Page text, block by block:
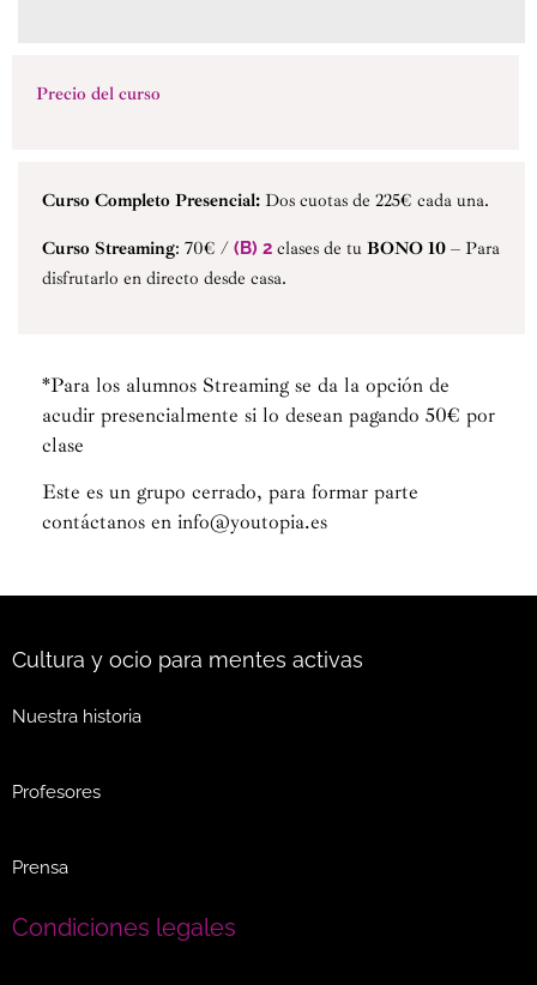
Precio del curso
Curso Completo Presencial: Dos cuotas de 225€ cada una.
Curso Streaming: 70€ / (B) 2 clases de tu BONO 10 – Para
disfrutarlo en directo desde casa.
*Para los alumnos Streaming se da la opción de
acudir presencialmente si lo desean pagando 50€ por
clase
Este es un grupo cerrado, para formar parte
contáctanos en info@youtopia.es
Cultura y ocio para mentes activas
Nuestra historia
Profesores
Prensa
Condiciones legales